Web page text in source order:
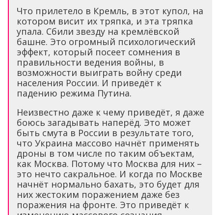
Что прилетело в Кремль, в этот купол, на
котором висит их тряпка, и эта тряпка
упала. Сбили звезду на кремлёвской
башне. Это огромный психологический
эффект, который посеет сомнения в
правильности ведения войны, в
возможности выиграть войну среди
населения России. И приведёт к
падению режима Путина.
Неизвестно даже к чему приведёт, я даже
боюсь загадывать наперёд. Это может
быть смута в России в результате того,
что Украина массово начнёт применять
дроны в том числе по таким объектам,
как Москва. Потому что Москва для них –
это нечто сакральное. И когда по Москве
начнёт нормально бахать, это будет для
них жестоким поражением даже без
поражения на фронте. Это приведёт к